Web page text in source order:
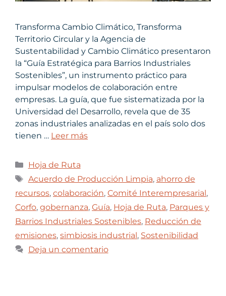
Transforma Cambio Climático, Transforma
Territorio Circular y la Agencia de
Sustentabilidad y Cambio Climático presentaron
la “Guía Estratégica para Barrios Industriales
Sostenibles”, un instrumento práctico para
impulsar modelos de colaboración entre
empresas. La guía, que fue sistematizada por la
Universidad del Desarrollo, revela que de 35
zonas industriales analizadas en el país solo dos
tienen … Leer más
Hoja de Ruta
Acuerdo de Producción Limpia, ahorro de
recursos, colaboración, Comité Interempresarial ,
Corfo, gobernanza, Guía, Hoja de Ruta, Parques y
Barrios Industriales Sostenibles, Reducción de
emisiones, simbiosis industrial , Sostenibilidad
Deja un comentario